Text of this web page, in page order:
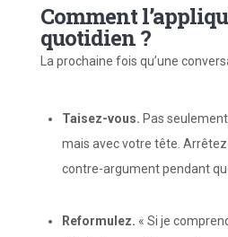
Comment
quotidien ?
La prochaine fois qu’une
Taisez-vous. Pas
mais avec votre tête.
contre-argument pendant
Reformulez. « Si je